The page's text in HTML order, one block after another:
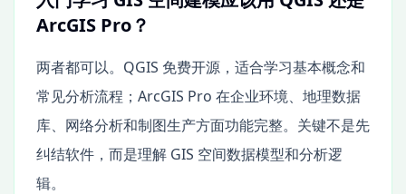
ArcGIS Pro？
两者都可以。QGIS 免费开源，适合学习基本概念和
常见分析流程；ArcGIS Pro 在企业环境、地理数据
库、网络分析和制图生产方面功能完整。关键不是先
纠结软件，而是理解 GIS 空间数据模型和分析逻
辑。